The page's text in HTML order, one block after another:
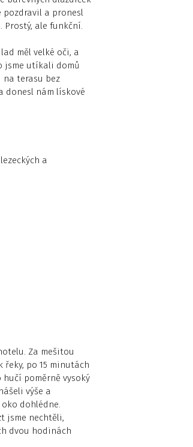
pozdravil a pronesl
Prostý, ale funkční.
měl velké oči, a
jsme utíkali domů
na terasu bez
donesl nám lískové
a
Za mešitou
po 15 minutách
hučí poměrně vysoký
výše a
dohlédne.
jsme nechtěli,
dvou hodinách